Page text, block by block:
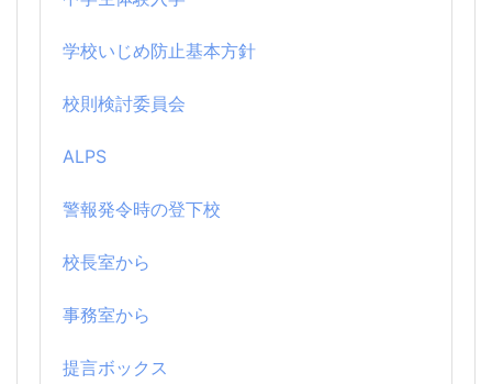
学校いじめ防止基本方針
校則検討委員会
ALPS
警報発令時の登下校
校長室から
事務室から
提言ボックス